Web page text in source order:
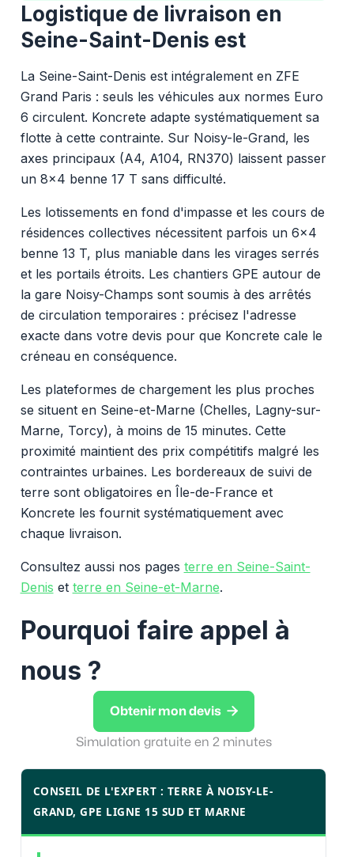
Logistique de livraison en
Seine-Saint-Denis est
La Seine-Saint-Denis est intégralement en ZFE
Grand Paris : seuls les véhicules aux normes Euro
6 circulent. Koncrete adapte systématiquement sa
flotte à cette contrainte. Sur Noisy-le-Grand, les
axes principaux (A4, A104, RN370) laissent passer
un 8x4 benne 17 T sans difficulté.
Les lotissements en fond d'impasse et les cours de
résidences collectives nécessitent parfois un 6x4
benne 13 T, plus maniable dans les virages serrés
et les portails étroits. Les chantiers GPE autour de
la gare Noisy-Champs sont soumis à des arrêtés
de circulation temporaires : précisez l'adresse
exacte dans votre devis pour que Koncrete cale le
créneau en conséquence.
Les plateformes de chargement les plus proches
se situent en Seine-et-Marne (Chelles, Lagny-sur-
Marne, Torcy), à moins de 15 minutes. Cette
proximité maintient des prix compétitifs malgré les
contraintes urbaines. Les bordereaux de suivi de
terre sont obligatoires en Île-de-France et
Koncrete les fournit systématiquement avec
chaque livraison.
Consultez aussi nos pages terre en Seine-Saint-
Denis et terre en Seine-et-Marne.
Pourquoi faire appel à
nous ?
Obtenir mon devis 
Simulation gratuite en 2 minutes
CONSEIL DE L'EXPERT : TERRE À NOISY-LE-
GRAND, GPE LIGNE 15 SUD ET MARNE